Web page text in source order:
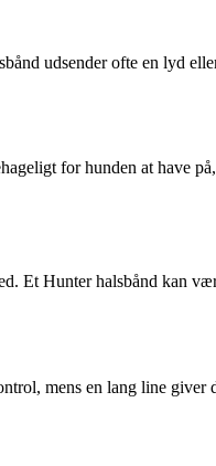
udsender ofte en lyd
for hunden at have
Et Hunter halsbånd kan
mens en lang line giver